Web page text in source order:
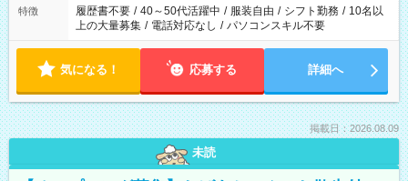
特徴 履歴書不要 / 40～50代活躍中 / 服装自由 / シフト勤務 / 10名以
上の大量募集 / 電話対応なし / パソコンスキル不要
気になる！ 応募する 詳細へ
掲載日：2026.08.09
未読